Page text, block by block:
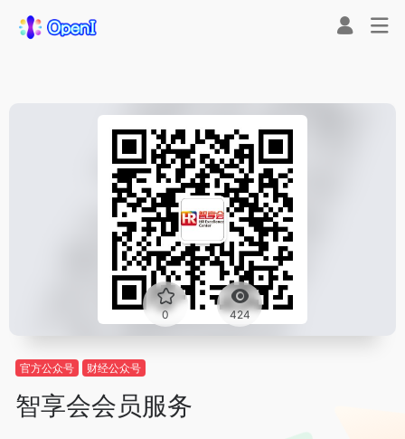
0 424
官方公众号 财经公众号
智享会会员服务